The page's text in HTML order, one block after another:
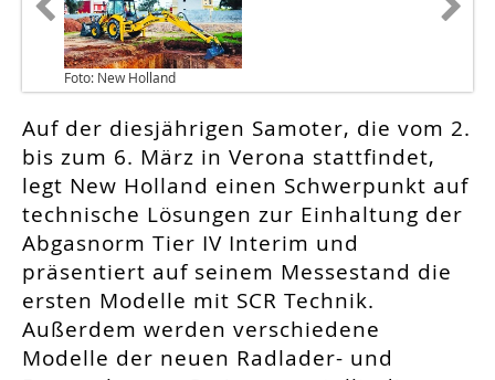
Foto: New Holland
Auf der diesjährigen Samoter, die vom 2.
bis zum 6. März in Verona stattfindet,
legt New Holland einen Schwerpunkt auf
technische Lösungen zur Einhaltung der
Abgasnorm Tier IV Interim und
präsentiert auf seinem Messestand die
ersten Modelle mit SCR Technik.
Außerdem werden verschiedene
Modelle der neuen Radlader- und